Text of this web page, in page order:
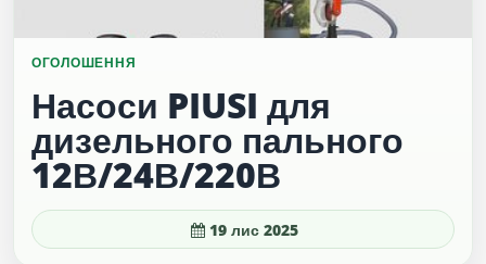
ОГОЛОШЕННЯ
Насоси PIUSI для
дизельного пального
12В/24В/220В
19 лис 2025